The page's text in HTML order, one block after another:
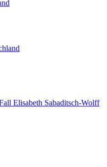
Elisabeth Sabaditsch-Wolff